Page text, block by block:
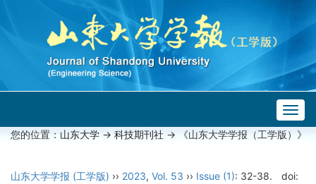
您的位置： 山东大学 -> 科技期刊社 -> 《山东大学学报（工学版）》
山东大学学报 (工学版) ›› 2023, Vol. 53 ›› Issue (1): 32-38.
doi: